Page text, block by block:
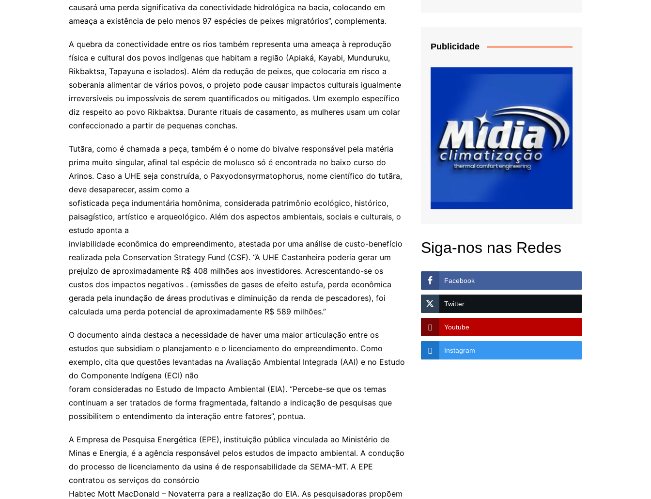
causará uma perda significativa da conectividade hidrológica na bacia, colocando em
ameaça a existência de pelo menos 97 espécies de peixes migratórios”, complementa.
A quebra da conectividade entre os rios também representa uma ameaça à reprodução
física e cultural dos povos indígenas que habitam a região (Apiaká, Kayabi, Munduruku,
Rikbaktsa, Tapayuna e isolados). Além da redução de peixes, que colocaria em risco a
soberania alimentar de vários povos, o projeto pode causar impactos culturais igualmente
irreversíveis ou impossíveis de serem quantificados ou mitigados. Um exemplo específico
diz respeito ao povo Rikbaktsa. Durante rituais de casamento, as mulheres usam um colar
confeccionado a partir de pequenas conchas.
Tutãra, como é chamada a peça, também é o nome do bivalve responsável pela matéria
prima muito singular, afinal tal espécie de molusco só é encontrada no baixo curso do
Arinos. Caso a UHE seja construída, o Paxyodonsyrmatophorus, nome científico do tutãra,
deve desaparecer, assim como a
sofisticada peça indumentária homônima, considerada patrimônio ecológico, histórico,
paisagístico, artístico e arqueológico. Além dos aspectos ambientais, sociais e culturais, o
estudo aponta a
inviabilidade econômica do empreendimento, atestada por uma análise de custo-benefício
realizada pela Conservation Strategy Fund (CSF). “A UHE Castanheira poderia gerar um
prejuízo de aproximadamente R$ 408 milhões aos investidores. Acrescentando-se os
custos dos impactos negativos . (emissões de gases de efeito estufa, perda econômica
gerada pela inundação de áreas produtivas e diminuição da renda de pescadores), foi
calculada uma perda potencial de aproximadamente R$ 589 milhões.”
O documento ainda destaca a necessidade de haver uma maior articulação entre os
estudos que subsidiam o planejamento e o licenciamento do empreendimento. Como
exemplo, cita que questões levantadas na Avaliação Ambiental Integrada (AAI) e no Estudo
do Componente Indígena (ECI) não
foram consideradas no Estudo de Impacto Ambiental (EIA). “Percebe-se que os temas
continuam a ser tratados de forma fragmentada, faltando a indicação de pesquisas que
possibilitem o entendimento da interação entre fatores”, pontua.
A Empresa de Pesquisa Energética (EPE), instituição pública vinculada ao Ministério de
Minas e Energia, é a agência responsável pelos estudos de impacto ambiental. A condução
do processo de licenciamento da usina é de responsabilidade da SEMA-MT. A EPE
contratou os serviços do consórcio
Habtec Mott MacDonald – Novaterra para a realização do EIA. As pesquisadoras propõem
Publicidade
Siga-nos nas Redes
Facebook
Twitter
Youtube
Instagram